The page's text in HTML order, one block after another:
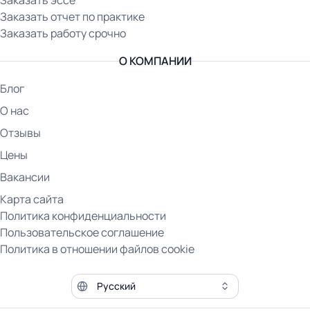
Заказать отчет по практике
Заказать работу срочно
О КОМПАНИИ
Блог
О нас
Отзывы
Цены
Вакансии
Карта сайта
Политика конфиденциальности
Пользовательское соглашение
Политика в отношении файлов cookie
Язык сайта